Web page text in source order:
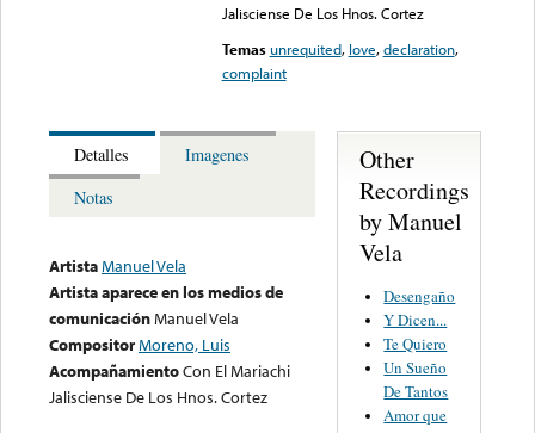
Jalisciense De Los Hnos. Cortez
Temas unrequited, love,declaration,
complaint
Detalles
Imagenes
Notas
ArtistaManuel Vela
Artista aparece en los medios de
comunicaciónManuel Vela
CompositorMoreno, Luis
AcompañamientoCon El Mariachi
Jalisciense De Los Hnos. Cortez
Other
Recordings
by Manuel
Vela
Desengaño
Y Dicen...
Te Quiero
Un Sueño
De Tantos
Amor que